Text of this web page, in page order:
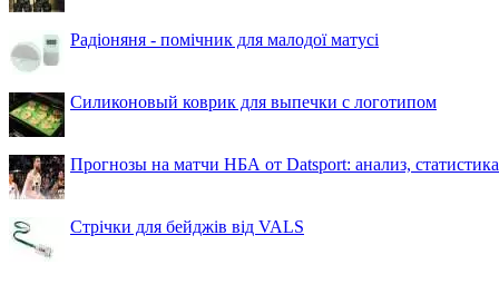
Радіоняня - помічник для малодої матусі
Силиконовый коврик для выпечки с логотипом
Прогнозы на матчи НБА от Datsport: анализ,
Стрічки для бейджів від VALS